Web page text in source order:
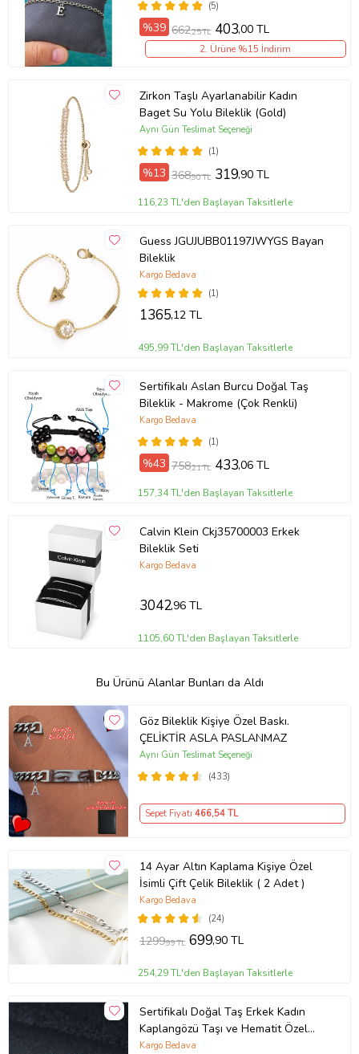
(5)
%39 662,25 TL 403,00 TL
2. Ürüne %15 İndirim
Zirkon Taşlı Ayarlanabilir Kadın
Baget Su Yolu Bileklik (Gold)
(1)
Aynı Gün Teslimat Seçeneği
%13 368,90 TL 319,90 TL
116,23 TL'den Başlayan Taksitlerle
Guess JGUJUBB01197JWYGS Bayan
Bileklik
(1)
Kargo Bedava
1365,12 TL
495,99 TL'den Başlayan Taksitlerle
Sertifikalı Aslan Burcu Doğal Taş
Bileklik - Makrome (Çok Renkli)
(1)
Kargo Bedava
%43 758,21 TL 433,06 TL
157,34 TL'den Başlayan Taksitlerle
Calvin Klein Ckj35700003 Erkek
Bileklik Seti
Kargo Bedava
3042,96 TL
1105,60 TL'den Başlayan Taksitlerle
Bu Ürünü Alanlar Bunları da Aldı
Göz Bileklik Kişiye Özel Baskı.
ÇELİKTİR ASLA PASLANMAZ
(433)
Aynı Gün Teslimat Seçeneği
Sepet Fiyatı 466,54 TL
14 Ayar Altın Kaplama Kişiye Özel
İsimli Çift Çelik Bileklik ( 2 Adet )
(24)
Kargo Bedava
1299,99 TL 699,90 TL
254,29 TL'den Başlayan Taksitlerle
Sertifikalı Doğal Taş Erkek Kadın
Kaplangözü Taşı ve Hematit Özel
Tasarım Hediye 6mm Bileklik
Kargo Bedava